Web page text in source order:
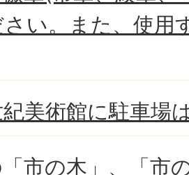
さい。また、使用
美術館に駐車場
市の木」、「市